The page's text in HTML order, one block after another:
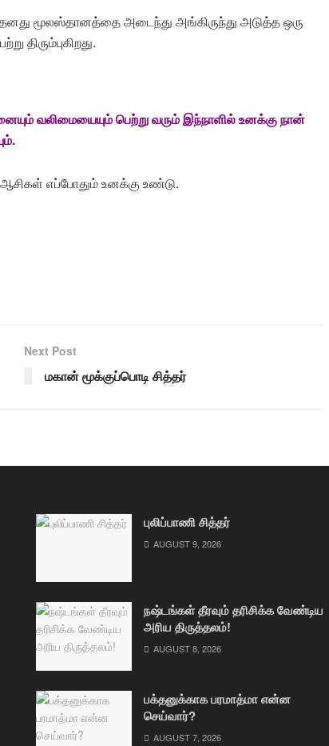
மூலஸ்தானத்தை அடைந்து அங்கிருந்து அடுத்த ஒரு
திரும்புகிறது.
வலிமையையும் பெற்று வரும் இந்நாளில் உனக்கு நான்
எப்போதும் உனக்கு உண்டு.
Next Post
மகான் மூக்குப்பொடி சித்தர்
புலிப்பாணி சித்தர்
AUGUST 9, 2026
நஷ்டங்கள் தீரவும் தரிசிக்க வேண்டிய
அரிய திருத்தலம்!
AUGUST 8, 2026
பக்தனுக்காக பரமாத்மா என்ன
செய்வார்?
AUGUST 7, 2026